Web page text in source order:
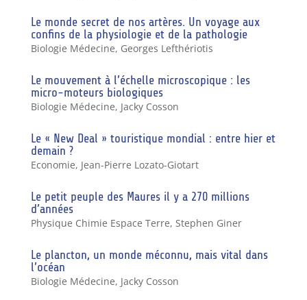
Le monde secret de nos artères. Un voyage aux
confins de la physiologie et de la pathologie
Biologie Médecine, Georges Lefthériotis
Le mouvement à l’échelle microscopique : les
micro-moteurs biologiques
Biologie Médecine, Jacky Cosson
Le « New Deal » touristique mondial : entre hier et
demain ?
Economie, Jean-Pierre Lozato-Giotart
Le petit peuple des Maures il y a 270 millions
d’années
Physique Chimie Espace Terre, Stephen Giner
Le plancton, un monde méconnu, mais vital dans
l’océan
Biologie Médecine, Jacky Cosson